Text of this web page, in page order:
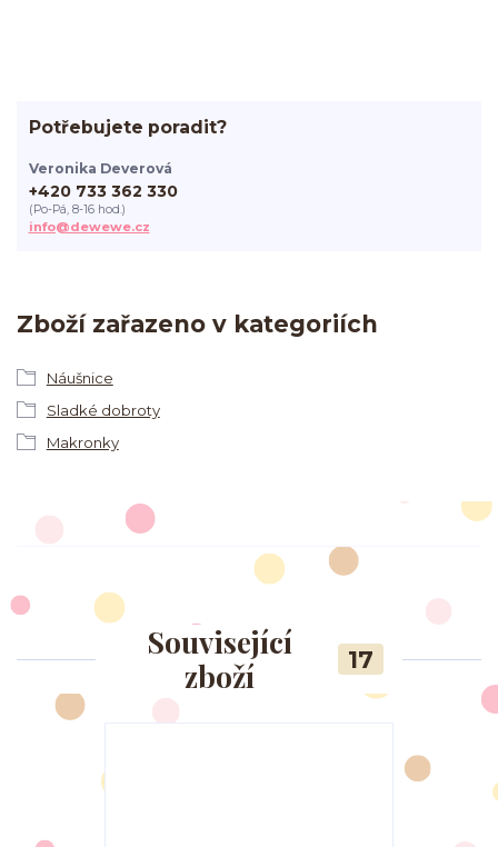
Zboží zařazeno v kategoriích
Náušnice
Sladké dobroty
Makronky
Potřebujete poradit?
Veronika Deverová
+420 733 362 330
(Po-Pá, 8-16 hod.)
info@dewewe.cz
Související
zboží
17